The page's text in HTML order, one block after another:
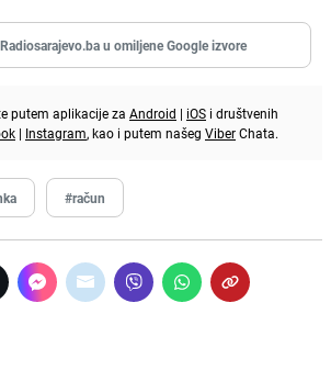
u omiljene Google izvore
putem aplikacije za Android | iOS i društvenih
| Instagram, kao i putem našeg ViberChata.
#račun